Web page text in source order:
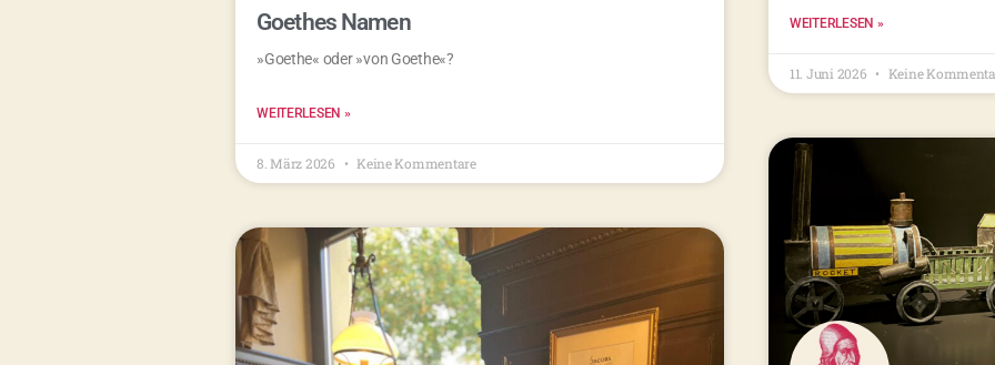
WEITERLESEN »
11. Juni 2026 Keine
Goethes Namen
»Goethe« oder »von Goethe«?
WEITERLESEN »
8. März 2026 Keine Kommentare